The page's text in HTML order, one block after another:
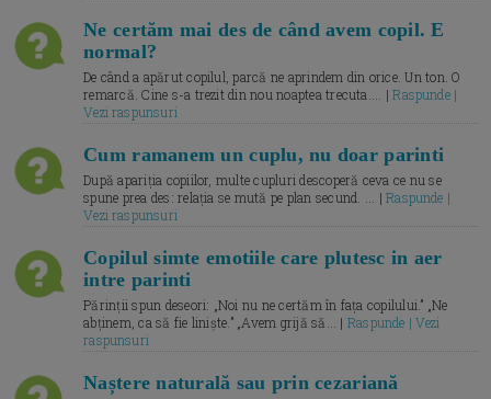
Ne certăm mai des de când avem copil. E
normal?
De când a apărut copilul, parcă ne aprindem din orice. Un ton. O
remarcă. Cine s-a trezit din nou noaptea trecuta.... |Raspunde |
Vezi raspunsuri
Cum ramanem un cuplu, nu doar parinti
După apariția copiilor, multe cupluri descoperă ceva ce nu se
spune prea des: relația se mută pe plan secund. ... |Raspunde |
Vezi raspunsuri
Copilul simte emotiile care plutesc in aer
intre parinti
Părinții spun deseori: „Noi nu ne certăm în fața copilului.” „Ne
abținem, ca să fie liniște.” „Avem grijă să... | Raspunde | Vezi
raspunsuri
Naștere naturală sau prin cezariană